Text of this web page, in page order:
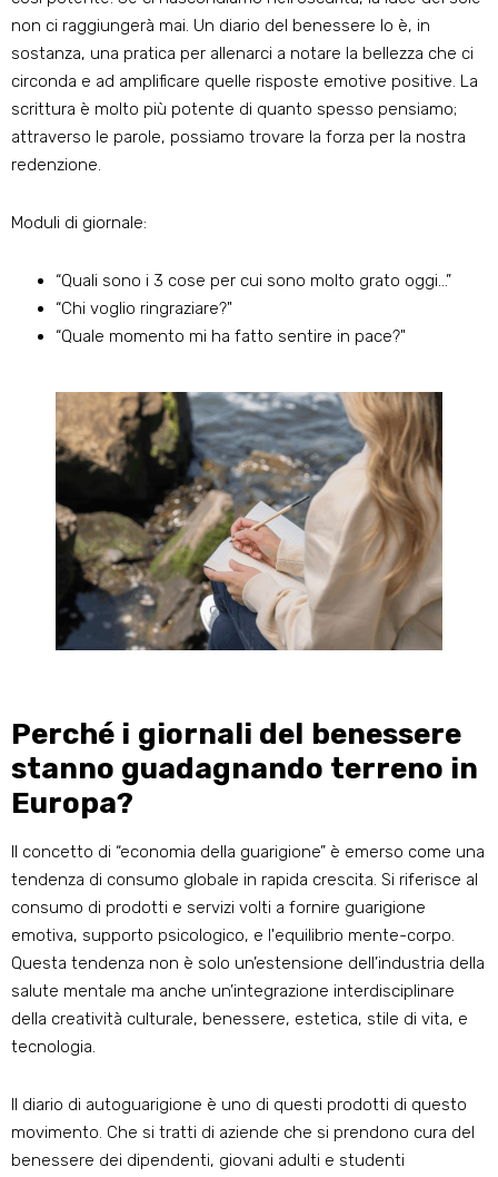
non ci raggiungerà mai. Un diario del benessere lo è, in
sostanza, una pratica per allenarci a notare la bellezza che ci
circonda e ad amplificare quelle risposte emotive positive. La
scrittura è molto più potente di quanto spesso pensiamo;
attraverso le parole, possiamo trovare la forza per la nostra
redenzione.
Moduli di giornale:
“Quali sono i 3 cose per cui sono molto grato oggi…”
“Chi voglio ringraziare?"
“Quale momento mi ha fatto sentire in pace?"
Perché i giornali del benessere
stanno guadagnando terreno in
Europa?
Il concetto di “economia della guarigione” è emerso come una
tendenza di consumo globale in rapida crescita. Si riferisce al
consumo di prodotti e servizi volti a fornire guarigione
emotiva, supporto psicologico, e l'equilibrio mente-corpo.
Questa tendenza non è solo un’estensione dell’industria della
salute mentale ma anche un’integrazione interdisciplinare
della creatività culturale, benessere, estetica, stile di vita, e
tecnologia.
Il diario di autoguarigione è uno di questi prodotti di questo
movimento. Che si tratti di aziende che si prendono cura del
benessere dei dipendenti, giovani adulti e studenti